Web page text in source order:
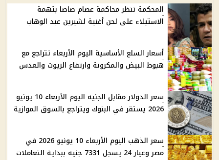
المحكمة تنظر محاكمة عصام صاصا بتهمة
الاستيلاء على لحن أغنية لشيرين عبد الوهاب
أسعار السلع الأساسية اليوم الأربعاء تتراجع مع
هبوط البيض والمكرونة وارتفاع الزيوت والعدس
سعر الدولار مقابل الجنيه اليوم الأربعاء 10 يونيو
2026 يستقر في البنوك ويتراجع بالسوق الموازية
سعر الذهب اليوم الأربعاء 10 يونيو 2026 في
مصر وعيار 24 يسجل 7331 جنيه ببداية التعاملات